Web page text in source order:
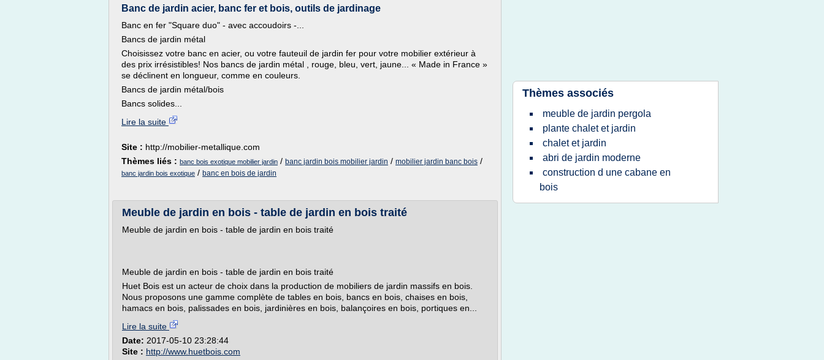
Banc de jardin acier, banc fer et bois, outils de jardinage
Banc en fer "Square duo" - avec accoudoirs -...
Bancs de jardin métal
Choisissez votre banc en acier, ou votre fauteuil de jardin fer pour votre mobilier extérieur à
des prix irrésistibles! Nos bancs de jardin métal , rouge, bleu, vert, jaune... « Made in France »
se déclinent en longueur, comme en couleurs.
Bancs de jardin métal/bois
Bancs solides...
Lire la suite
Site : http://mobilier-metallique.com
Thèmes liés : banc bois exotique mobilier jardin / banc jardin bois mobilier jardin / mobilier jardin banc bois /
banc jardin bois exotique / banc en bois de jardin
Meuble de jardin en bois - table de jardin en bois traité
Meuble de jardin en bois - table de jardin en bois traité
Meuble de jardin en bois - table de jardin en bois traité
Huet Bois est un acteur de choix dans la production de mobiliers de jardin massifs en bois.
Nous proposons une gamme complète de tables en bois, bancs en bois, chaises en bois,
hamacs en bois, palissades en bois, jardinières en bois, balançoires en bois, portiques en...
Lire la suite
Date: 2017-05-10 23:28:44
Site : http://www.huetbois.com
Thèmes associés
meuble de jardin pergola
plante chalet et jardin
chalet et jardin
abri de jardin moderne
construction d une cabane en
bois